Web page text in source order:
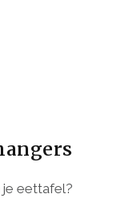
eettafel?